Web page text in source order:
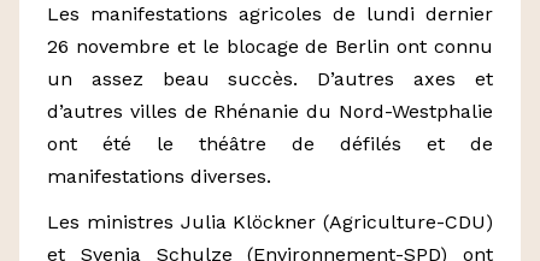
Les manifestations agricoles de lundi dernier
26 novembre et le blocage de Berlin ont connu
un assez beau succès. D’autres axes et
d’autres villes de Rhénanie du Nord-Westphalie
ont été le théâtre de défilés et de
manifestations diverses.
Les ministres Julia Klöckner (Agriculture-CDU)
et Svenja Schulze (Environnement-SPD) ont